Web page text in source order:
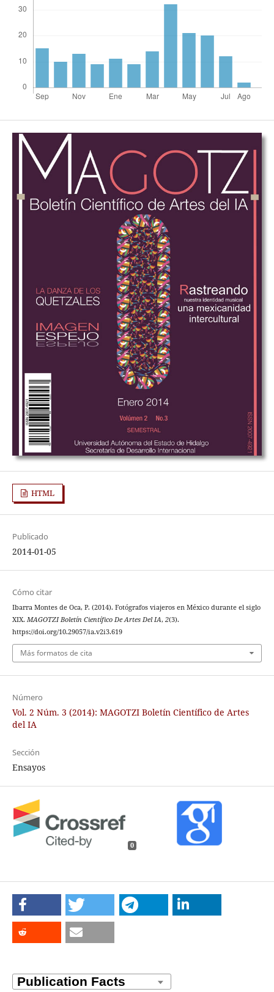
HTML
Publicado
2014-01-05
Cómo citar
Ibarra Montes de Oca, P. (2014). Fotógrafos viajeros en México durante el siglo
XIX. MAGOTZI Boletín Científico De Artes Del IA, 2(3).
https://doi.org/10.29057/ia.v2i3.619
Más formatos de cita
Número
Vol. 2 Núm. 3 (2014): MAGOTZI Boletín Científico de Artes
del IA
Sección
Ensayos
0